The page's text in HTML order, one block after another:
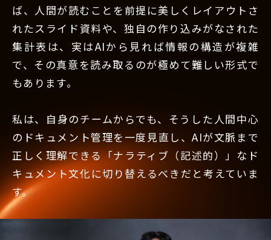
ば、人間が読むことを前提に美しくレイアウトさ
れたスライド資料や、独自の作り込みがなされた
集計表は、実はAIから見れば情報の構造が複雑
で、その真意を読み取るのが極めて難しい形式で
もあります。
私は、自身のチームからでも、そうした人間中心
のドキュメント管理を一度見直し、AIが文脈まで
正しく理解できる「ナラティブ（記述的）」なド
キュメント文化に切り替えるべきだと考えていま
す。